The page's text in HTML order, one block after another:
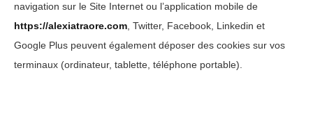
navigation sur le Site Internet ou l’application mobile de
https://alexiatraore.com , Twitter, Facebook, Linkedin et
Google Plus peuvent également déposer des cookies sur vos
terminaux (ordinateur, tablette, téléphone portable).